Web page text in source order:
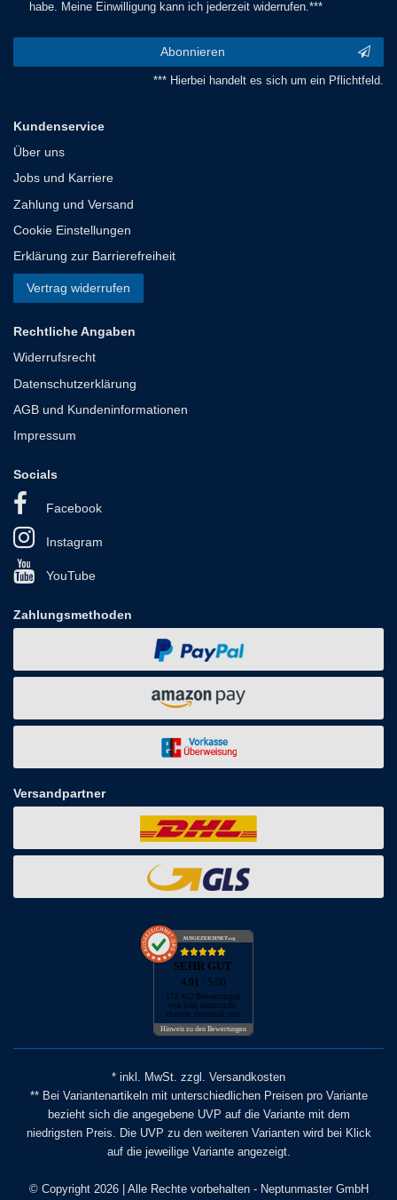
habe. Meine Einwilligung kann ich jederzeit widerrufen.***
Abonnieren
*** Hierbei handelt es sich um ein Pflichtfeld.
Kundenservice
Über uns
Jobs und Karriere
Zahlung und Versand
Cookie Einstellungen
Erklärung zur Barrierefreiheit
Vertrag widerrufen
Rechtliche Angaben
Widerrufsrecht
Datenschutzerklärung
AGB und Kundeninformationen
Impressum
Socials
Facebook
Instagram
YouTube
Zahlungsmethoden
Versandpartner
AUSGEZEICHNET.org
SEHR GUT
4.91 / 5.00
173.452 Bewertungen
von hier, amazon.de,
ebay.de, facebook.com
Hinweis zu den Bewertungen
* inkl. MwSt. zzgl. Versandkosten
** Bei Variantenartikeln mit unterschiedlichen Preisen pro Variante
bezieht sich die angegebene UVP auf die Variante mit dem
niedrigsten Preis. Die UVP zu den weiteren Varianten wird bei Klick
auf die jeweilige Variante angezeigt.
© Copyright 2026 | Alle Rechte vorbehalten - Neptunmaster GmbH